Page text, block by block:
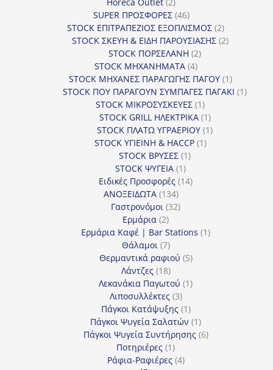
προϊόντα
SUPER ΠΡΟΣΦΟΡΕΣ 4646
προϊόντα
STOCK ΕΠΙΤΡΑΠΕΖΙΟΣ ΕΞΟΠΛΙΣΜΟΣ 22
προϊόντα
STOCK ΣΚΕΥΗ & ΕΙΔΗ ΠΑΡΟΥΣΙΑΣΗΣ 22
STOCK ΠΟΡΣΕΛΑΝΗ 22
STOCK ΜΗΧΑΝΗΜΑΤΑ 44
προϊόντα
STOCK ΜΗΧΑΝΕΣ ΠΑΡΑΓΩΓΗΣ ΠΑΓΟΥ 11
προϊόν
STOCK ΠΟΥ ΠΑΡΑΓΟΥΝ ΣΥΜΠΑΓΕΣ ΠΑΓΑΚΙ 11
STOCK ΜΙΚΡΟΣΥΣΚΕΥΕΣ 11
προϊόν
STOCK GRILL ΗΛΕΚΤΡΙΚΑ 11
προϊόν
STOCK ΠΛΑΤΩ ΥΓΡΑΕΡΙΟΥ 11
STOCK ΥΓΙΕΙΝΗ & HACCP 11
STOCK ΒΡΥΣΕΣ 11
STOCK ΨΥΓΕΙΑ 11
προϊόν
Ειδικές Προσφορές 1414
ΑΝΟΞΕΙΔΩΤΑ 134134
προϊόντα
Γαστρονόμοι 3232
Ερμάρια 22
προϊόντα
Ερμάρια Καφέ | Bar Stations 11
Θάλαμοι 77
προϊόντα
Θερμαντικά ραφιού 55
Λάντζες 1818
προϊόντα
Λεκανάκια Παγωτού 11
Λιποσυλλέκτες 33
προϊόντα
Πάγκοι Κατάψυξης 11
προϊόν
Πάγκοι Ψυγεία Σαλατών 11
προϊόν
Πάγκοι Ψυγεία Συντήρησης 66
Ποτηριέρες 11
προϊόν
Ράφια-Ραφιέρες 44